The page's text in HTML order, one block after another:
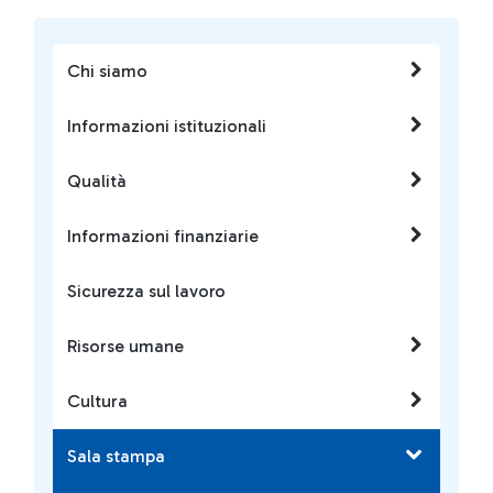
Chi siamo
Informazioni istituzionali
Qualità
Informazioni finanziarie
Sicurezza sul lavoro
Risorse umane
Cultura
Sala stampa